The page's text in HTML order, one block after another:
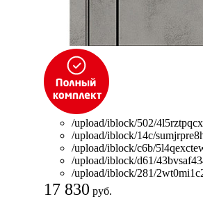
/upload/iblock/502/
/upload/iblock/14c/
/upload/iblock/c6b/
/upload/iblock/d61/
/upload/iblock/281/
17 830 руб.